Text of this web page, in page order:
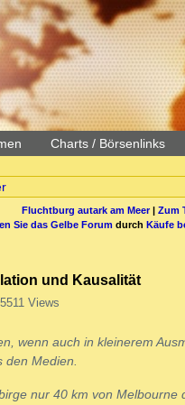
Charts / Börsenlinks
Fluchtburg autark am Meer| Zum
Sie das Gelbe Forum durch Käufe
und Kausalität
5511 Views
wenn auch in kleinerem
den Medien.
nur 40 km von